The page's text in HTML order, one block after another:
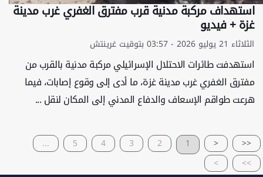
استهداف مركبة مدنية قرب مفترق الغفري غرب مدينة
غزة + فيديو
الثلاثاء 21 يوليو 2026 - 03:57 بتوقيت غرينتش
استهدفت طائرات الاحتلال الإسرائيلي مركبة مدنية بالقرب من
مفترق الغفري غرب مدينة غزة، ما أدى إلى وقوع إصابات، فيما
هرعت طواقم الإسعاف والدفاع المدني إلى المكان لنقل ...
<<
<
1
2
3
4
5
...
>
>>